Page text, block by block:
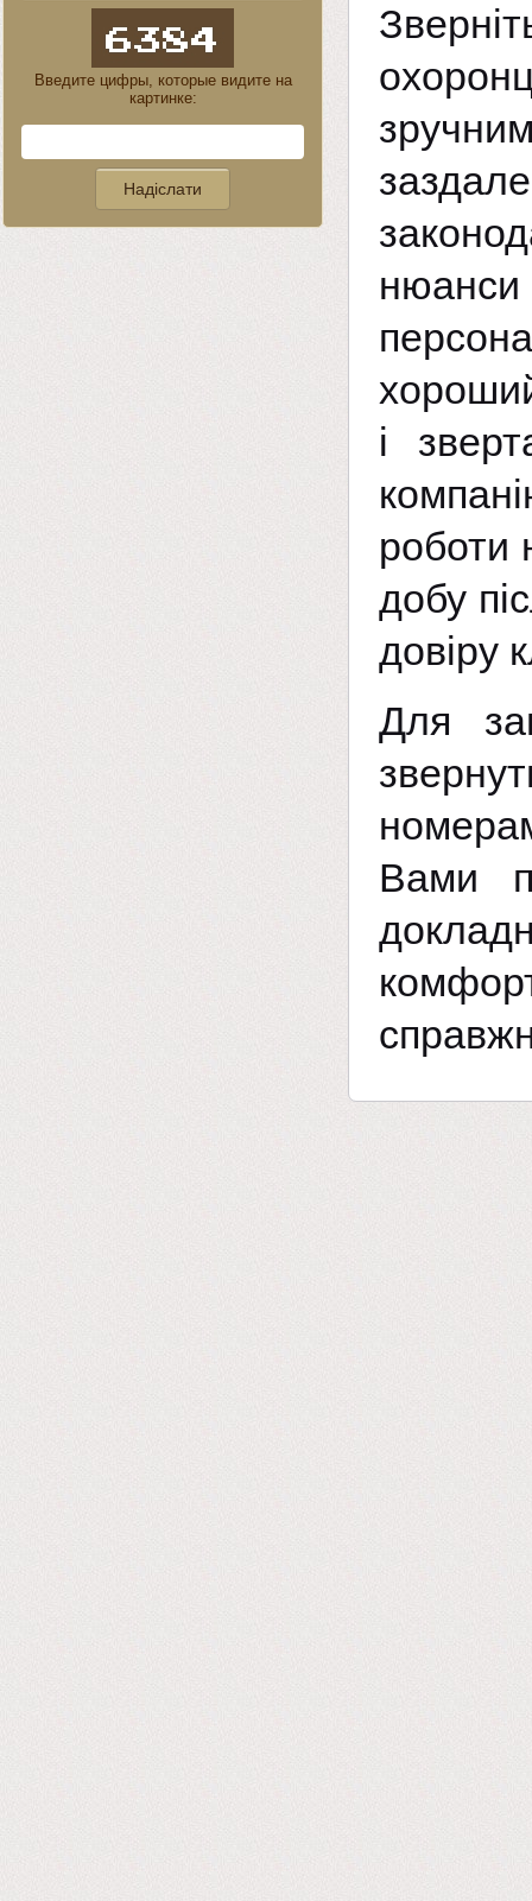
Введите цифры, которые видите на
картинке:
і
роботи
добу
довіру
Для
Вами